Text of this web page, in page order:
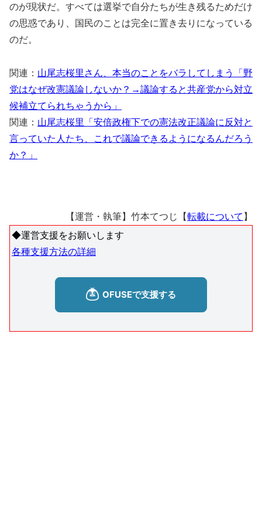
のが現状だ。すべては選挙で自分たちが生き残るためだけ
の思惑であり、国民のことは完全に置き去りになっている
のだ。
関連： 山尾志桜里さん、本当のことをバラしてしまう「野
党はなぜ改憲議論しないか？→議論すると共産党から対立
候補立てられちゃうから」
関連： 山尾志桜里「安倍政権下での憲法改正議論に反対と
言っていた人たち、これで議論できるようになるんだろう
か？」
【運営・執筆】竹本てつじ【転載について 】
◆運営支援をお願いします
各種支援方法の詳細